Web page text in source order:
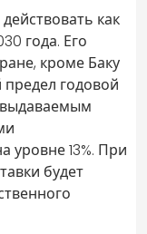
как
года. Его
кроме Баку
годовой
уровне 13%. При
будет